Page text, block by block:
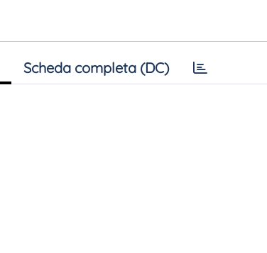
Scheda completa (DC)